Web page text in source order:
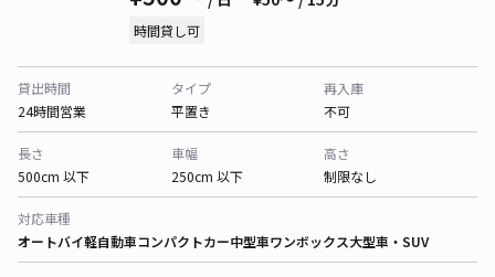
時間貸し可
貸出時間
24時間営業
タイプ
平置き
再入庫
不可
長さ
500cm 以下
車幅
250cm 以下
高さ
制限なし
対応車種
オートバイ軽自動車コンパクトカー中型車ワンボックス大型車・SUV